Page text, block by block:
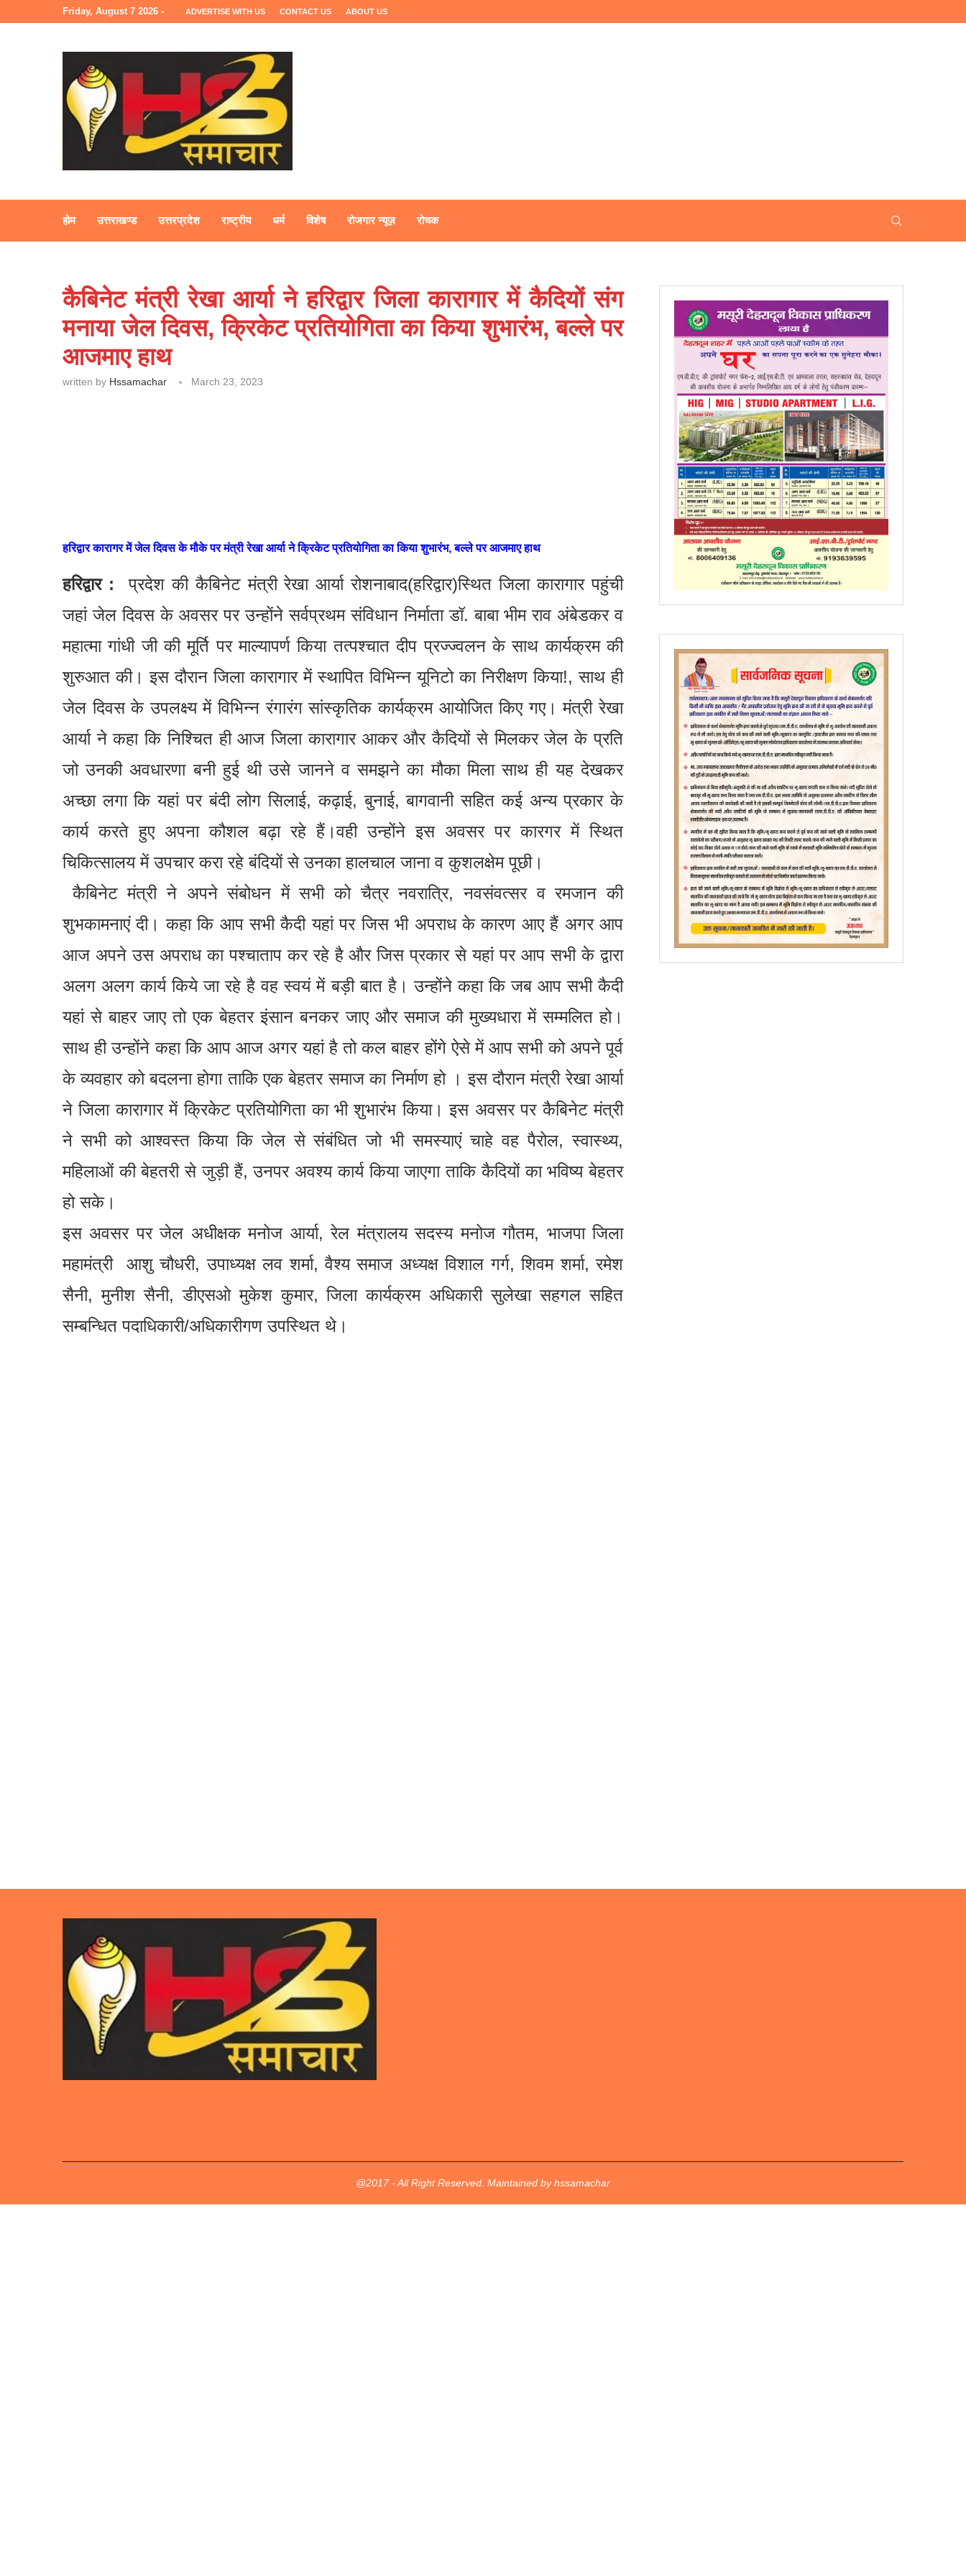
Friday, August 7 2026 - ADVERTISE WITH US CONTACT US ABOUT US
होम उत्तराखण्ड उत्तरप्रदेश राष्ट्रीय धर्म विशेष रोजगार न्यूज़ रोचक
कैबिनेट मंत्री रेखा आर्या ने हरिद्वार जिला कारागार में कैदियों संग
मनाया जेल दिवस, क्रिकेट प्रतियोगिता का किया शुभारंभ, बल्ले पर
आजमाए हाथ
written by Hssamachar March 23, 2023
हरिद्वार कारागर में जेल दिवस के मौके पर मंत्री रेखा आर्या ने क्रिकेट प्रतियोगिता का किया शुभारंभ, बल्ले पर आजमाए हाथ
हरिद्वार :
प्रदेश की कैबिनेट मंत्री रेखा आर्या रोशनाबाद(हरिद्वार)स्थित जिला कारागार पहुंची
जहां जेल दिवस के अवसर पर उन्होंने सर्वप्रथम संविधान निर्माता डॉ. बाबा भीम राव अंबेडकर व
महात्मा गांधी जी की मूर्ति पर माल्यापर्ण किया तत्पश्चात दीप प्रज्ज्वलन के साथ कार्यक्रम की
शुरुआत की। इस दौरान जिला कारागार में स्थापित विभिन्न यूनिटो का निरीक्षण किया!, साथ ही
जेल दिवस के उपलक्ष्य में विभिन्न रंगारंग सांस्कृतिक कार्यक्रम आयोजित किए गए। मंत्री रेखा
आर्या ने कहा कि निश्चित ही आज जिला कारागार आकर और कैदियों से मिलकर जेल के प्रति
जो उनकी अवधारणा बनी हुई थी उसे जानने व समझने का मौका मिला साथ ही यह देखकर
अच्छा लगा कि यहां पर बंदी लोग सिलाई, कढ़ाई, बुनाई, बागवानी सहित कई अन्य प्रकार के
कार्य करते हुए अपना कौशल बढ़ा रहे हैं।वही उन्होंने इस अवसर पर कारगर में स्थित
चिकित्सालय में उपचार करा रहे बंदियों से उनका हालचाल जाना व कुशलक्षेम पूछी।
कैबिनेट मंत्री ने अपने संबोधन में सभी को चैत्र नवरात्रि, नवसंवत्सर व रमजान की
शुभकामनाएं दी। कहा कि आप सभी कैदी यहां पर जिस भी अपराध के कारण आए हैं अगर आप
आज अपने उस अपराध का पश्चाताप कर रहे है और जिस प्रकार से यहां पर आप सभी के द्वारा
अलग अलग कार्य किये जा रहे है वह स्वयं में बड़ी बात है। उन्होंने कहा कि जब आप सभी कैदी
यहां से बाहर जाए तो एक बेहतर इंसान बनकर जाए और समाज की मुख्यधारा में सम्मलित हो।
साथ ही उन्होंने कहा कि आप आज अगर यहां है तो कल बाहर होंगे ऐसे में आप सभी को अपने पूर्व
के व्यवहार को बदलना होगा ताकि एक बेहतर समाज का निर्माण हो । इस दौरान मंत्री रेखा आर्या
ने जिला कारागार में क्रिकेट प्रतियोगिता का भी शुभारंभ किया। इस अवसर पर कैबिनेट मंत्री
ने सभी को आश्वस्त किया कि जेल से संबंधित जो भी समस्याएं चाहे वह पैरोल, स्वास्थ्य,
महिलाओं की बेहतरी से जुड़ी हैं, उनपर अवश्य कार्य किया जाएगा ताकि कैदियों का भविष्य बेहतर
हो सके।
इस अवसर पर जेल अधीक्षक मनोज आर्या, रेल मंत्रालय सदस्य मनोज गौतम, भाजपा जिला
महामंत्री आशु चौधरी, उपाध्यक्ष लव शर्मा, वैश्य समाज अध्यक्ष विशाल गर्ग, शिवम शर्मा, रमेश
सैनी, मुनीश सैनी, डीएसओ मुकेश कुमार, जिला कार्यक्रम अधिकारी सुलेखा सहगल सहित
सम्बन्धित पदाधिकारी/अधिकारीगण उपस्थित थे।
@2017 - All Right Reserved. Maintained by hssamachar